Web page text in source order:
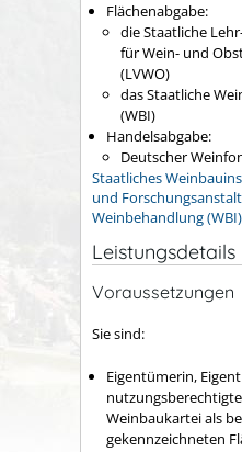
Flächenabgabe:
die Staatliche
für Wein- und
(LVWO)
das Staatliche
(WBI)
Handelsabgabe:
Deutscher
Staatliches
und
Weinbehandlung (WBI)
Leistungsdetails
Voraussetzungen
Sie sind:
Eigentümerin,
Weinbaukartei als
gekennzeichneten